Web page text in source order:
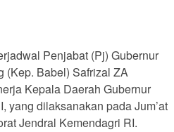
Penjabat (Pj) Gubernur
(Kep. Babel) Safrizal ZA
Kepala Daerah Gubernur
yang dilaksanakan pada Jum’at
Jendral Kemendagri RI.